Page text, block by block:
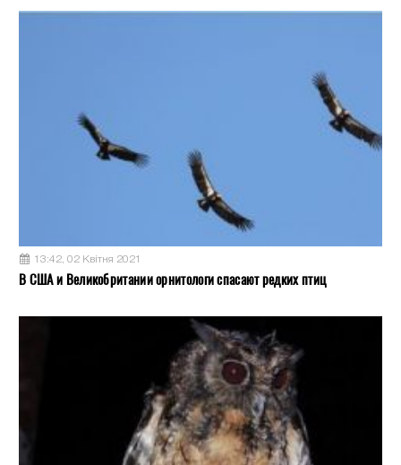
13:42, 02 Квітня 2021
В США и Великобритании орнитологи спасают редких птиц